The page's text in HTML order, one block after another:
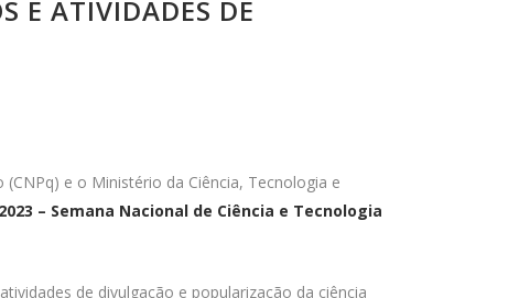
E ATIVIDADES DE
e o Ministério da Ciência, Tecnologia e
– Semana Nacional de Ciência e Tecnologia
de divulgação e popularização da ciência